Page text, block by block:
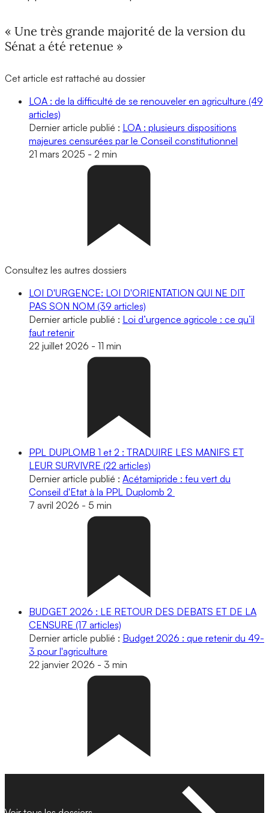
« Une très grande majorité de la version du
Sénat a été retenue »
Cet article est rattaché au dossier
LOA : de la difficulté de se renouveler en agriculture (49
articles)
Dernier article publié : LOA : plusieurs dispositions
majeures censurées par le Conseil constitutionnel
21 mars 2025 - 2 min
Consultez les autres dossiers
LOI D'URGENCE: LOI D'ORIENTATION QUI NE DIT
PAS SON NOM (39 articles)
Dernier article publié : Loi d’urgence agricole : ce qu’il
faut retenir
22 juillet 2026 - 11 min
PPL DUPLOMB 1 et 2 : TRADUIRE LES MANIFS ET
LEUR SURVIVRE (22 articles)
Dernier article publié : Acétamipride : feu vert du
Conseil d'Etat à la PPL Duplomb 2
7 avril 2026 - 5 min
BUDGET 2026 : LE RETOUR DES DEBATS ET DE LA
CENSURE (17 articles)
Dernier article publié : Budget 2026 : que retenir du 49-
3 pour l'agriculture
22 janvier 2026 - 3 min